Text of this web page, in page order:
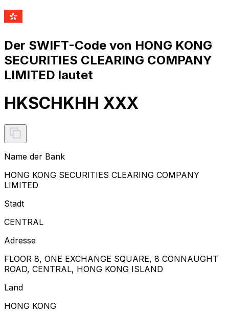
Der SWIFT-Code von HONG KONG
SECURITIES CLEARING COMPANY
LIMITED lautet
HKSCHKHH XXX
Name der Bank
HONG KONG SECURITIES CLEARING COMPANY
LIMITED
Stadt
CENTRAL
Adresse
FLOOR 8, ONE EXCHANGE SQUARE, 8 CONNAUGHT
ROAD, CENTRAL, HONG KONG ISLAND
Land
HONG KONG